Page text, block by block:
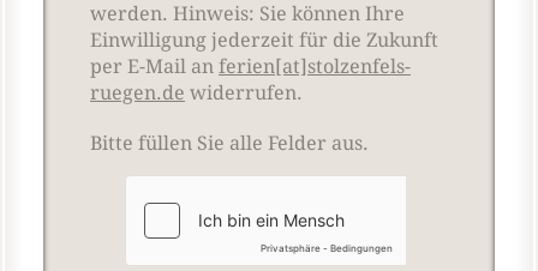
werden. Hinweis: Sie können Ihre
Einwilligung jederzeit für die Zukunft
per E-Mail an ferien[at]stolzenfels-
ruegen.de widerrufen.
Bitte füllen Sie alle Felder aus.